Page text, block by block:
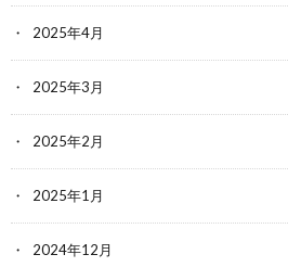
2025年4月
2025年3月
2025年2月
2025年1月
2024年12月